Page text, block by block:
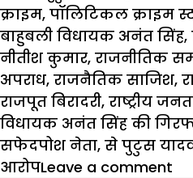
क्राइम, पॉलिटिकल क्राइम
बाहुबली विधायक अनंत सिंह,
नीतीश कुमार, राजनीतिक
अपराध, राजनैतिक साजिश,
राजपूत बिरादरी, राष्ट्रीय
विधायक अनंत सिंह की
सफेदपोश नेता, से पुटुस
आरोपLeave a comment